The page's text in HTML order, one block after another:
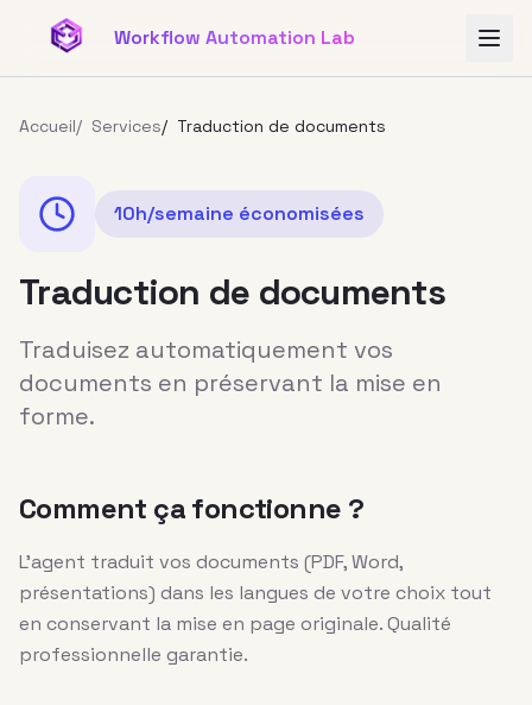
Aller au contenu principal
Workflow Automation Lab
Accueil/ Services/ Traduction de documents
10h/semaine économisées
Traduction de documents
Traduisez automatiquement vos
documents en préservant la mise en
forme.
Comment ça fonctionne ?
L'agent traduit vos documents (PDF, Word,
présentations) dans les langues de votre choix tout
en conservant la mise en page originale. Qualité
professionnelle garantie.